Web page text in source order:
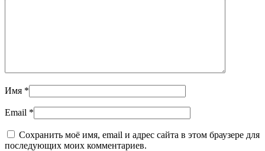
Имя *
Email *
Сохранить моё имя, email и адрес сайта в этом браузере для
последующих моих комментариев.